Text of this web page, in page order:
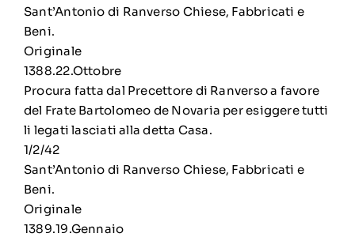
Sant’Antonio di Ranverso Chiese, Fabbricati e
Beni.
Originale
1388.22.Ottobre
Procura fatta dal Precettore di Ranverso a favore
del Frate Bartolomeo de Novaria per esiggere tutti
li legati lasciati alla detta Casa.
1/2/42
Sant’Antonio di Ranverso Chiese, Fabbricati e
Beni.
Originale
1389.19.Gennaio